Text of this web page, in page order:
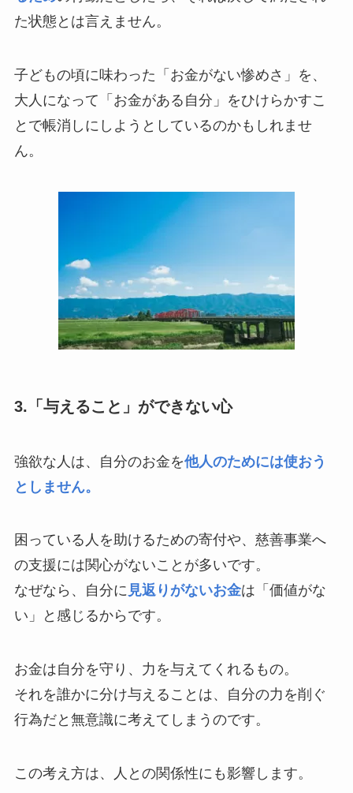
た状態とは言えません。
子どもの頃に味わった「お金がない惨めさ」を、
大人になって「お金がある自分」をひけらかすこ
とで帳消しにしようとしているのかもしれませ
ん。
3.「与えること」ができない心
強欲な人は、自分のお金を他人のためには使おう
としません。
困っている人を助けるための寄付や、慈善事業へ
の支援には関心がないことが多いです。
なぜなら、自分に 見返りがないお金は「価値がな
い」と感じるからです。
お金は自分を守り、力を与えてくれるもの。
それを誰かに分け与えることは、自分の力を削ぐ
行為だと無意識に考えてしまうのです。
この考え方は、人との関係性にも影響します。